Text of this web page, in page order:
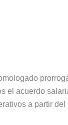
el acuerdo
a partir del